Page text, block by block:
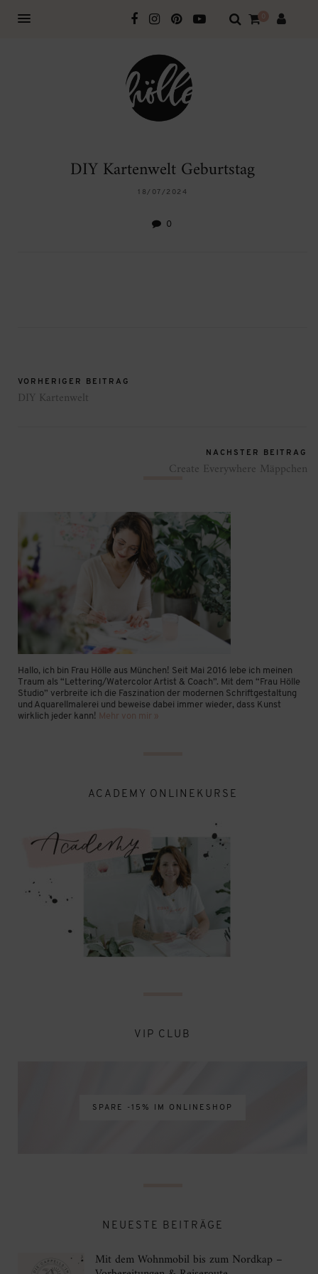
0
DIY Kartenwelt Geburtstag
18/07/2024
0
VORHERIGER BEITRAG
DIY Kartenwelt
NÄCHSTER BEITRAG
Create Everywhere Mäppchen
Hallo, ich bin Frau Hölle aus München! Seit Mai 2016 lebe ich meinen
Traum als “Lettering/Watercolor Artist & Coach”. Mit dem “Frau Hölle
Studio” verbreite ich die Faszination der modernen Schriftgestaltung
und Aquarellmalerei und beweise dabei immer wieder, dass Kunst
wirklich jeder kann! Mehr von mir »
ACADEMY ONLINEKURSE
VIP CLUB
SPARE -15% IM ONLINESHOP
NEUESTE BEITRÄGE
Mit dem Wohnmobil bis zum Nordkap –